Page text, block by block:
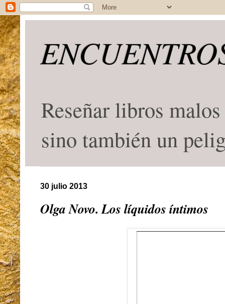
Reseñar libros
sino también un
30 julio 2013
Olga Novo. Los líquidos íntimos